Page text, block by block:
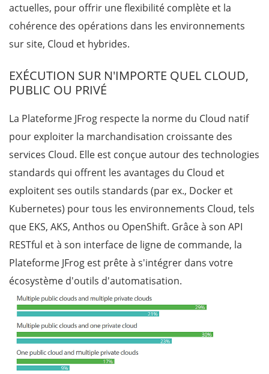
actuelles, pour offrir une flexibilité complète et la
cohérence des opérations dans les environnements
sur site, Cloud et hybrides.
EXÉCUTION SUR N'IMPORTE QUEL CLOUD,
PUBLIC OU PRIVÉ
La Plateforme JFrog respecte la norme du Cloud natif
pour exploiter la marchandisation croissante des
services Cloud. Elle est conçue autour des technologies
standards qui offrent les avantages du Cloud et
exploitent ses outils standards (par ex., Docker et
Kubernetes) pour tous les environnements Cloud, tels
que EKS, AKS, Anthos ou OpenShift. Grâce à son API
RESTful et à son interface de ligne de commande, la
Plateforme JFrog est prête à s'intégrer dans votre
écosystème d'outils d'automatisation.